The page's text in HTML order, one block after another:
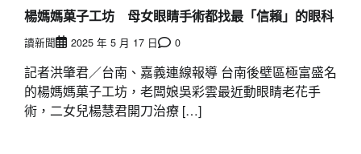
楊媽媽菓子工坊 母女眼睛手術都找最「信賴」的眼科
讀新聞 2025 年 5 月 17 日 0
記者洪肇君／台南、嘉義連線報導 台南後壁區極富盛名
的楊媽媽菓子工坊，老闆娘吳彩雲最近動眼睛老花手
術，二女兒楊慧君開刀治療 […]